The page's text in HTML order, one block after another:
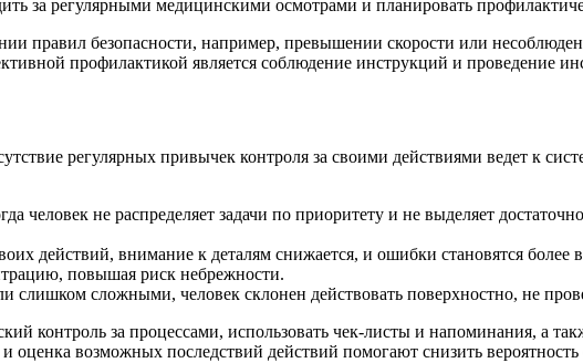
за регулярными медицинскими осмотрами и планировать
правил безопасности, например, превышении скорости или
профилактикой является соблюдение инструкций и проведение
регулярных привычек контроля за своими действиями ведет к
человек не распределяет задачи по приоритету и не выделяет
действий, внимание к деталям снижается, и ошибки становятся более
повышая риск небрежности.
сложными, человек склонен действовать поверхностно, не
контроль за процессами, использовать чек-листы и напоминания, а
и оценка возможных последствий действий помогают снизить